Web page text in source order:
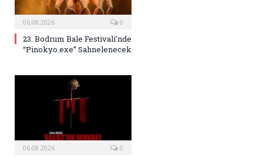
06.08.2026 0
23. Bodrum Bale Festivali’nde
“Pinokyo.exe” Sahnelenecek
06.08.2026 0